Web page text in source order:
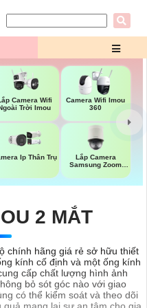
Camera Wifi
Trời Imou
Camera Wifi Imou
360
Ip Thân Trụ
Lắp Camera
Samsung Zoom
2 MẮT
chính hãng giá rẻ sở hữu thiết
kính cố định và một ống kính
cấp chất lượng hình ảnh
bỏ sót góc nào với giao
có thể kiểm soát và theo dõi